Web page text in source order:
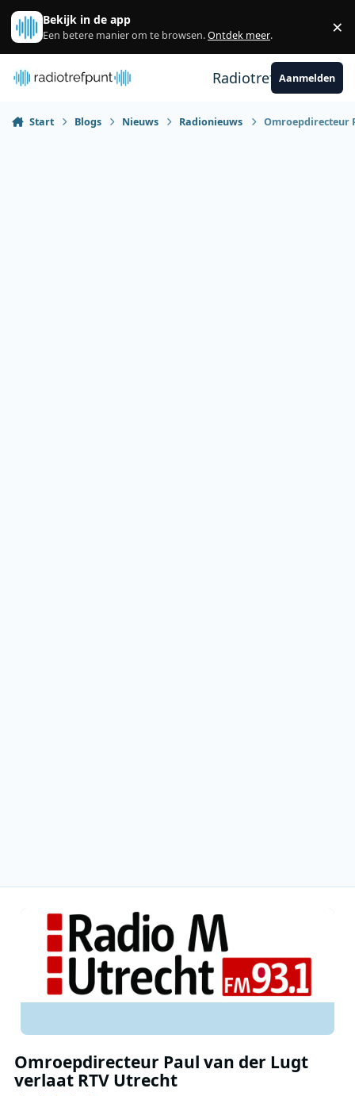
Spring naar bijdragen
Bekijk in de app
Een betere manier om te browsen.Ontdek meer. ×
RadiotrefpuntAanmelden
Start Blogs Nieuws Radionieuws Omroepdirecteur
Omroepdirecteur Paul van der Lugt
verlaat RTV Utrecht